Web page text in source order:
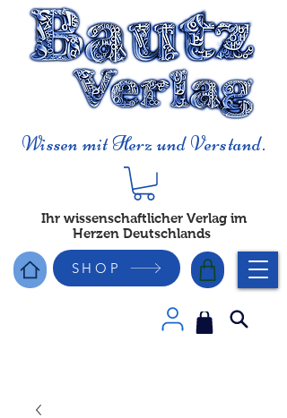
Wissen mit Herz und Verstand.
Ihr wissenschaftlicher Verlag im
Herzen Deutschlands
SHOP